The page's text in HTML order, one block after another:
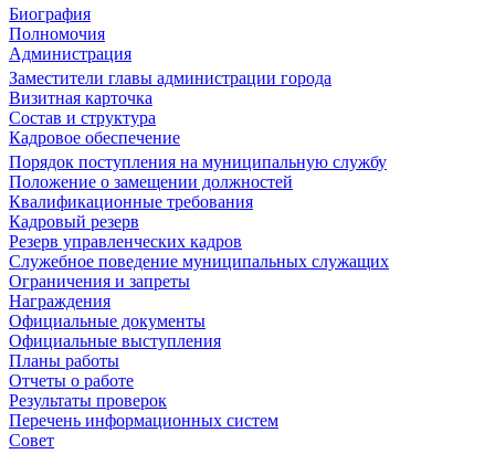
Биография
Полномочия
Администрация
Заместители главы администрации города
Визитная карточка
Состав и структура
Кадровое обеспечение
Порядок поступления на муниципальную службу
Положение о замещении должностей
Квалификационные требования
Кадровый резерв
Резерв управленческих кадров
Служебное поведение муниципальных служащих
Ограничения и запреты
Награждения
Официальные документы
Официальные выступления
Планы работы
Отчеты о работе
Результаты проверок
Перечень информационных систем
Совет